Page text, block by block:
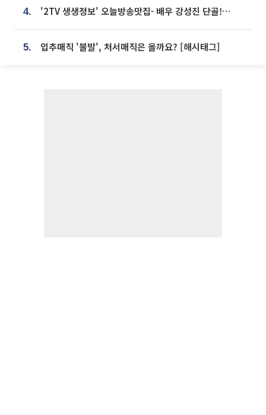
4. '2TV 생생정보' 오늘방송맛집- 배우 강성진 단골! 쌀국수ㆍ푸팟퐁 커리 맛집 '블○○○'
5. 입추매직 '불발', 처서매직은 올까요? [해시태그]